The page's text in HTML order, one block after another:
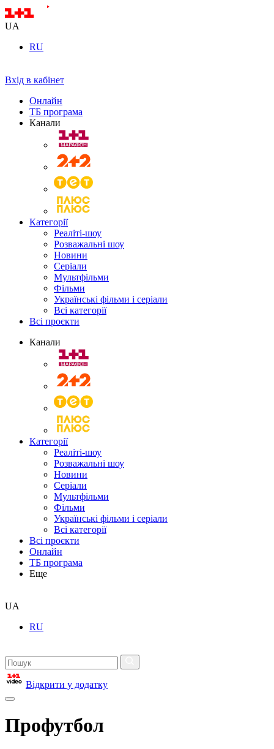
UA
RU
Вхід в кабінет
Онлайн
ТБ програма
Канали
Категорії
Реаліті-шоу
Розважальні шоу
Новини
Серіали
Мультфільми
Фільми
Українські фільми і серіали
Всі категорії
Всі проєкти
Канали
Категорії
Реаліті-шоу
Розважальні шоу
Новини
Серіали
Мультфільми
Фільми
Українські фільми і серіали
Всі категорії
Всі проєкти
Онлайн
ТБ програма
Еще
UA
RU
Відкрити у додатку
Профутбол